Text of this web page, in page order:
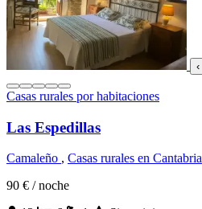
‹
Casas rurales por habitaciones
Las Espedillas
Camaleño , Casas rurales en Cantabria
90 € / noche